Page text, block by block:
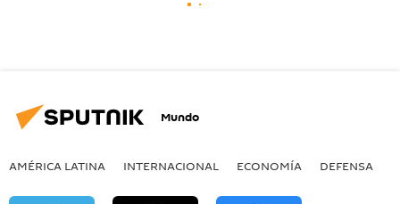
Mundo
AMÉRICA LATINA INTERNACIONAL ECONOMÍA DEFENSA